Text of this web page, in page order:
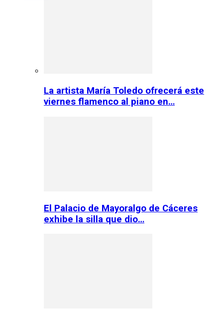
La artista María Toledo ofrecerá este
viernes flamenco al piano en…
El Palacio de Mayoralgo de Cáceres
exhibe la silla que dio…